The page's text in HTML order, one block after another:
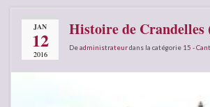
JAN
12
2016
Histoire de Crandelles
Deadministrateurdans la catégorie 15 -